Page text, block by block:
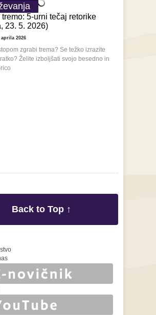
tremo: 5-urni tečaj retorike
23. 5. 2026)
2026
zgrabi trema? Se težko izrazite
Želite izboljšati svojo besedno in
Back to Top ↑